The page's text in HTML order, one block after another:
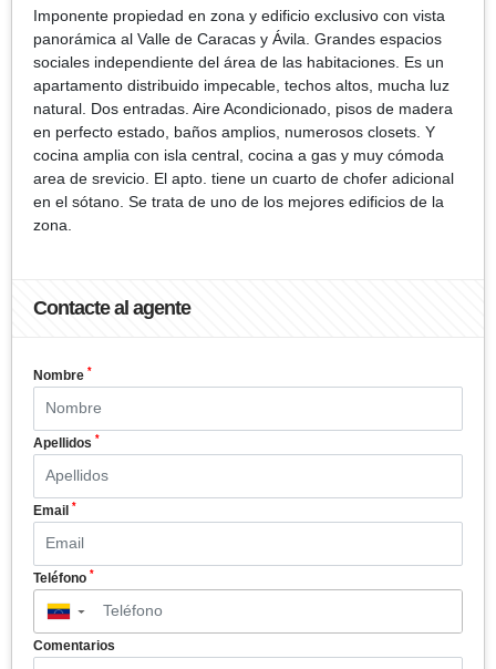
Imponente propiedad en zona y edificio exclusivo con vista
panorámica al Valle de Caracas y Ávila. Grandes espacios
sociales independiente del área de las habitaciones. Es un
apartamento distribuido impecable, techos altos, mucha luz
natural. Dos entradas. Aire Acondicionado, pisos de madera
en perfecto estado, baños amplios, numerosos closets. Y
cocina amplia con isla central, cocina a gas y muy cómoda
area de srevicio. El apto. tiene un cuarto de chofer adicional
en el sótano. Se trata de uno de los mejores edificios de la
zona.
Contacte al agente
Nombre *
Apellidos *
Email *
Teléfono *
▼
Comentarios